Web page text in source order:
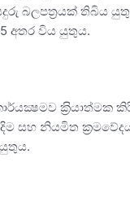
බලපත‍්‍රයක් තිබිය
අතර විය යුතුය.
ක‍්‍රියාත්මක
සහ නියමිත